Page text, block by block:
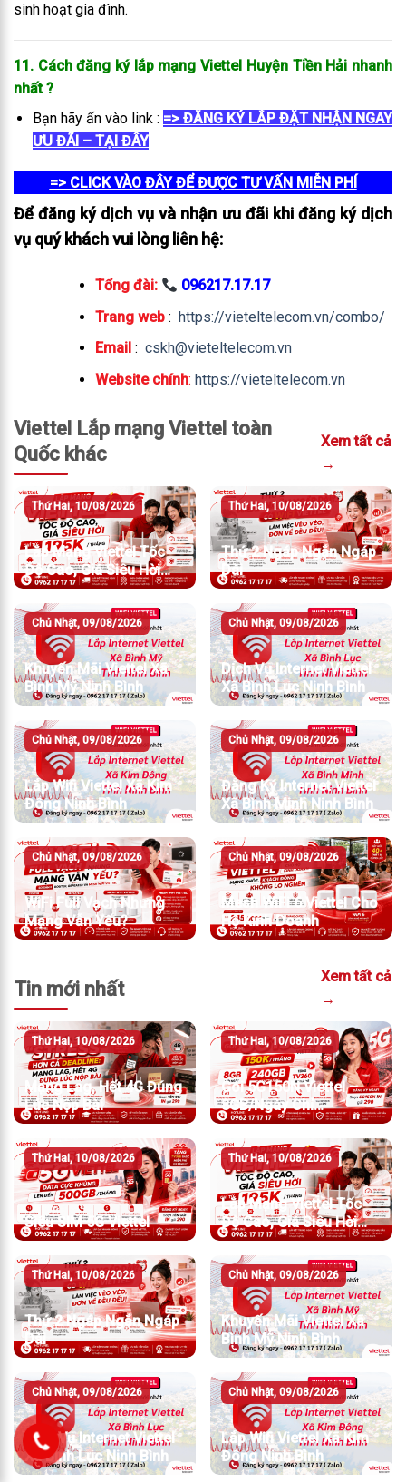
sinh hoạt gia đình.
11. Cách đăng ký lắp mạng Viettel Huyện Tiền Hải nhanh
nhất?
Bạn hãy ấn vào link : => ĐĂNG KÝ LẮP ĐẶT NHẬN NGAY
ƯU ĐÃI – TẠI ĐÂY
=> CLICK VÀO ĐÂY ĐỂ ĐƯỢC TƯ VẤN MIỄN PHÍ
Để đăng ký dịch vụ và nhận ưu đãi khi đăng ký dịch
vụ quý khách vui lòng liên hệ:
Tổng đài:
096217.17.17
Trang web: https://vieteltelecom.vn/combo/
Email : cskh@vieteltelecom.vn
Website chính: https://vieteltelecom.vn
Viettel Lắp mạng Viettel toàn
Quốc khác
Xem tất cả
→
Thứ Hai, 10/08/2026
Lắp Mạng Viettel Tốc
Độ Cao, Giá Siêu Hời
Chỉ Từ 195K/Tháng
Thứ Hai, 10/08/2026
Thứ 2 Ngáp Ngắn Ngáp
Dài
Chủ Nhật, 09/08/2026
Khuyến Mãi Viettel Xã
Bình Mỹ Ninh Bình
Chủ Nhật, 09/08/2026
Dịch Vụ Internet Viettel
Xã Bình Lục Ninh Bình
Chủ Nhật, 09/08/2026
Lắp Wifi Viettel Xã Kim
Đông Ninh Bình
Chủ Nhật, 09/08/2026
Đăng Ký Internet Viettel
Xã Bình Minh Ninh Bình
Chủ Nhật, 09/08/2026
WiFi Full Vạch Nhưng
Mạng Vẫn Yếu?
Chủ Nhật, 09/08/2026
Mesh WiFi 6 Viettel Cho
Hộ Kinh Doanh
Tin mới nhất
Xem tất cả
→
Thứ Hai, 10/08/2026
Mạng Lag, Hết 4G Đúng
Lúc Nộp Bài
Thứ Hai, 10/08/2026
Gói 5G150N Viettel –
8GB/Ngày Chỉ
150K/Tháng
Thứ Hai, 10/08/2026
Siêu SIM 5G Viettel
Thứ Hai, 10/08/2026
Lắp Mạng Viettel Tốc
Độ Cao, Giá Siêu Hời
Chỉ Từ 195K/Tháng
Thứ Hai, 10/08/2026
Thứ 2 Ngáp Ngắn Ngáp
Dài
Chủ Nhật, 09/08/2026
Khuyến Mãi Viettel Xã
Bình Mỹ Ninh Bình
Chủ Nhật, 09/08/2026
Dịch Vụ Internet Viettel
Xã Bình Lục Ninh Bình
Chủ Nhật, 09/08/2026
Lắp Wifi Viettel Xã Kim
Đông Ninh Bình